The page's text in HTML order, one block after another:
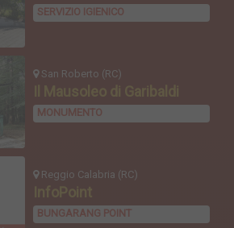
SERVIZIO IGIENICO
San Roberto (RC)
Il Mausoleo di Garibaldi
MONUMENTO
Reggio Calabria (RC)
InfoPoint
BUNGARANG POINT